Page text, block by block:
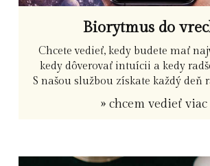
Biorytmus do
Chcete vedieť, kedy budete mať
kedy dôverovať intuícii a kedy
S našou službou získate každý deň
» chcem vedieť viac